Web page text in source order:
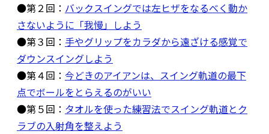
●第２回： バックスイングでは左ヒザをなるべく動か
さないように「我慢」しよう
●第３回： 手やグリップをカラダから遠ざける感覚で
ダウンスイングしよう
●第４回： 今どきのアイアンは、スイング軌道の最下
点でボールをとらえるのがいい
●第５回： タオルを使った練習法でスイング軌道とク
ラブの入射角を整えよう